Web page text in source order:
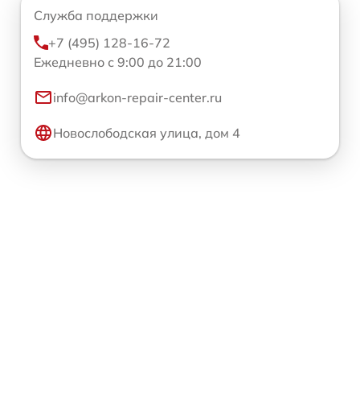
Служба поддержки
+7 (495) 128-16-72
Ежедневно с 9:00 до 21:00
info@arkon-repair-center.ru
Новослободская улица, дом 4